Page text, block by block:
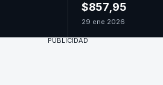
$857,95
29 ene 2026
PUBLICIDAD